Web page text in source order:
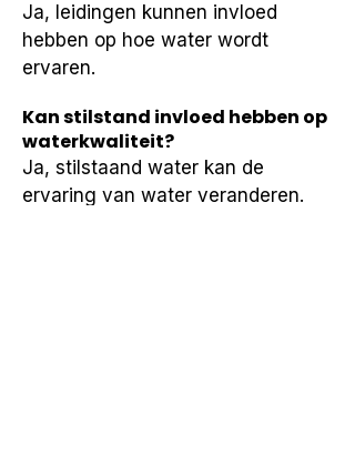
Ja, leidingen kunnen invloed
hebben op hoe water wordt
ervaren.
Kan stilstand invloed hebben op
waterkwaliteit?
Ja, stilstaand water kan de
ervaring van water veranderen.